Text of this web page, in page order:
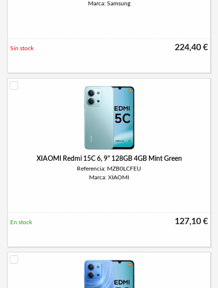
Marca: Samsung
224,40 €
Sin stock
XIAOMI Redmi 15C 6, 9" 128GB 4GB Mint Green
Referencia: MZB0LCFEU
Marca: XIAOMI
127,10 €
En stock